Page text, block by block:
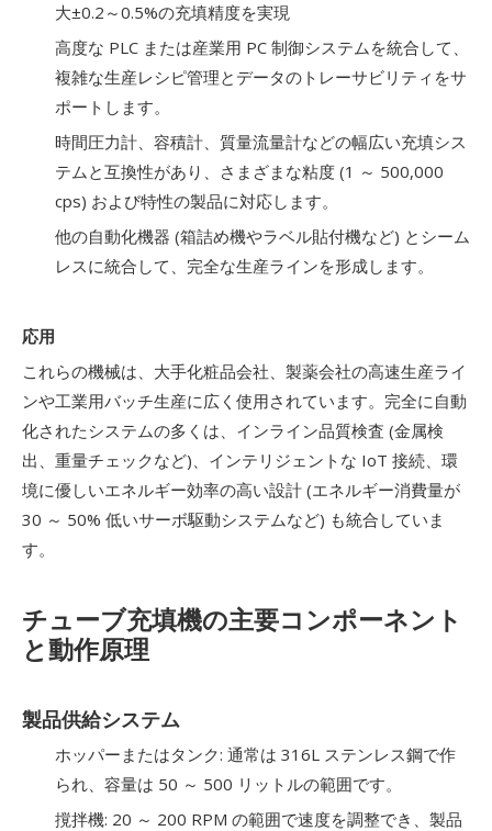
大±0.2～0.5%の充填精度を実現
高度な PLC または産業用 PC 制御システムを統合して、
複雑な生産レシピ管理とデータのトレーサビリティをサ
ポートします。
時間圧力計、容積計、質量流量計などの幅広い充填シス
テムと互換性があり、さまざまな粘度 (1 ～ 500,000
cps) および特性の製品に対応します。
他の自動化機器 (箱詰め機やラベル貼付機など) とシーム
レスに統合して、完全な生産ラインを形成します。
応用
これらの機械は、大手化粧品会社、製薬会社の高速生産ライ
ンや工業用バッチ生産に広く使用されています。完全に自動
化されたシステムの多くは、インライン品質検査 (金属検
出、重量チェックなど)、インテリジェントな IoT 接続、環
境に優しいエネルギー効率の高い設計 (エネルギー消費量が
30 ～ 50% 低いサーボ駆動システムなど) も統合していま
す。
チューブ充填機の主要コンポーネント
と動作原理
製品供給システム
ホッパーまたはタンク: 通常は 316L ステンレス鋼で作
られ、容量は 50 ～ 500 リットルの範囲です。
撹拌機: 20 ～ 200 RPM の範囲で速度を調整でき、製品